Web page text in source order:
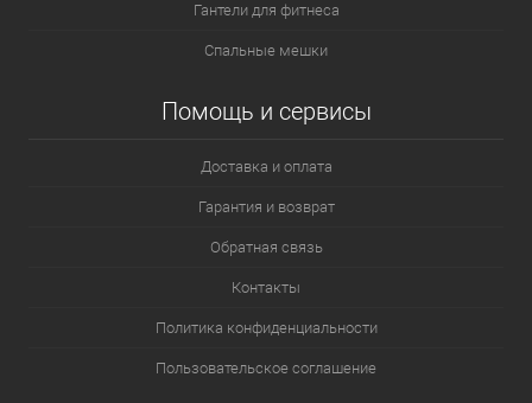
Гантели для фитнеса
Спальные мешки
Помощь и сервисы
Доставка и оплата
Гарантия и возврат
Обратная связь
Контакты
Политика конфиденциальности
Пользовательское соглашение